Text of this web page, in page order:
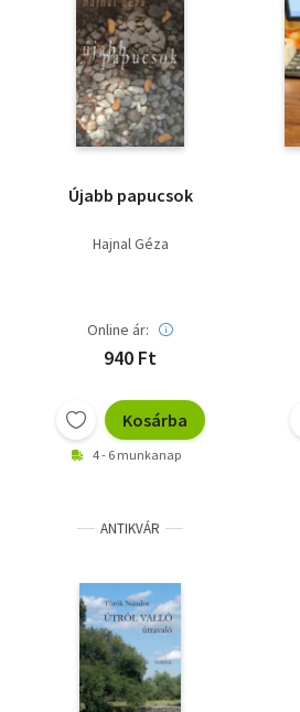
Idegen nyelvű
Irodalom
Minikönyv
Művészet
Szótár, nyelvkönyv
Társadalomtudomány
Történelem
Újabb papucsok
Hajnal Géza
Online ár:
940 Ft
Kosárba
4 - 6 munkanap
ANTIKVÁR